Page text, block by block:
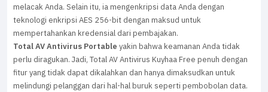
melacak Anda. Selain itu, ia mengenkripsi data Anda dengan
teknologi enkripsi AES 256-bit dengan maksud untuk
mempertahankan kredensial dari pembajakan.
Total AV Antivirus Portable yakin bahwa keamanan Anda tidak
perlu diragukan. Jadi, Total AV Antivirus Kuyhaa Free penuh dengan
fitur yang tidak dapat dikalahkan dan hanya dimaksudkan untuk
melindungi pelanggan dari hal-hal buruk seperti pembobolan data.